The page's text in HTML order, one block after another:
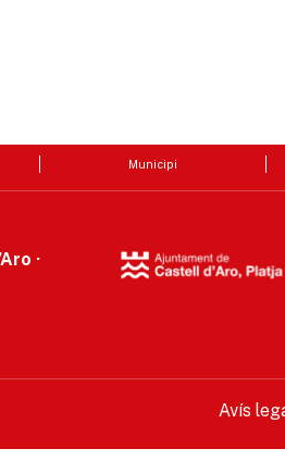
Municipi
·
Avís